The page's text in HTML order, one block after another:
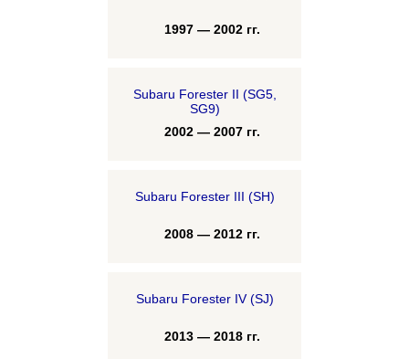
1997 — 2002 гг.
Subaru Forester II (SG5,
SG9)
2002 — 2007 гг.
Subaru Forester III (SH)
2008 — 2012 гг.
Subaru Forester IV (SJ)
2013 — 2018 гг.